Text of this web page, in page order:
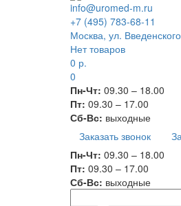
info@uromed-m.ru
+7 (495) 783-68-11
Москва, ул.
Нет товаров
0 р.
0
Пн-Чт: 09.30 – 18.00
Пт: 09.30 – 17.00
Сб-Вс: выходные
Заказать звонок
Пн-Чт: 09.30 – 18.00
Пт: 09.30 – 17.00
Сб-Вс: выходные